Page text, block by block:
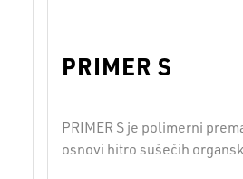
PRIMER S
PRIMER S je polimerni
osnovi hitro sušečih